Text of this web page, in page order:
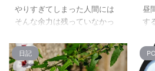
まだ半袖で上着で調整とか思
ってたけど、そろそろ衣替え
とダメっぽいですね・・・
た
染
が
思ったけど・・・
やりすぎてしまった人間には
そんな余力は残っていなかっ
欲しいものがあっても手が出
せないという恒例行事な状態
昼
す
今
開
日記 PC